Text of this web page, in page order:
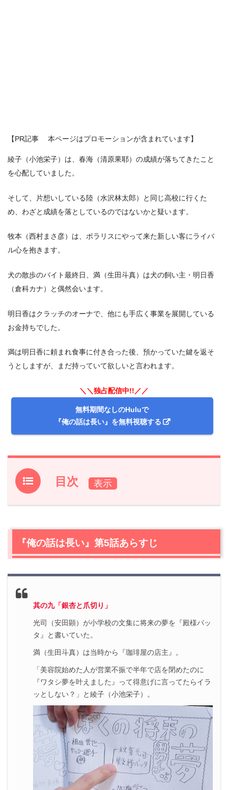
【PR記事 本ページはプロモーションが含まれています】
綾子（小池栄子）は、春海（清原果耶）の成績が落ちてきたこと
を心配していました。
そして、片想いしている陸（水沢林太郎）と同じ高校に行くた
め、わざと成績を落としているのではないかと疑います。
牧本（西村まさ彦）は、ポラリスにやって来た新しい客にライバ
ル心を抱きます。
犬の散歩のバイト最終日、満（生田斗真）は犬の飼い主・明日香
（倉科カナ）と偶然会います。
明日香はクラッチのオーナで、他にも手広く事業を展開している
お金持ちでした。
満は明日香に頼まれ食事に付き合った後、預かっていた鍵を返そ
うとしますが、まだ持っていて欲しいと言われます。
＼＼独占配信中!!／／
無料期間なしのHuluで
『俺の話は長い』を無料視聴する
目次
1.『俺の話は長い』第5話あらすじ
2.1陸（水沢林太郎）はどんな人？
2.2牧本（西村まさ彦）のライバル出現
2.4
2.6明日香（倉科カナ）との出会い
『俺の話は長い』第5話まとめ
『俺の話は長い』第5話あらすじ
其の九「銀杏と爪切り」
光司（安田顕）が小学校の文集に将来の夢を『殿様バッ
タ』と書いていた。
満（生田斗真）は当時から『珈琲屋の店主』。
「美容院始めた人が営業不振で半年で店を閉めたのに
『ワタシ夢を叶えました』って得意げに言ってたらイラ
ッとしない？」と綾子（小池栄子）。